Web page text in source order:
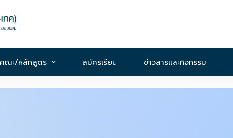
คณะ/หลักสูตร สมัครเรียน ข่าวสารและกิจกรรม